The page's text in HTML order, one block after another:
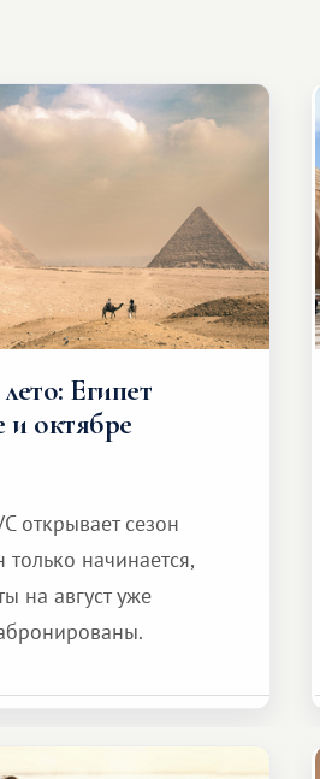
Египет
и октябре
открывает сезон
только начинается,
на август уже